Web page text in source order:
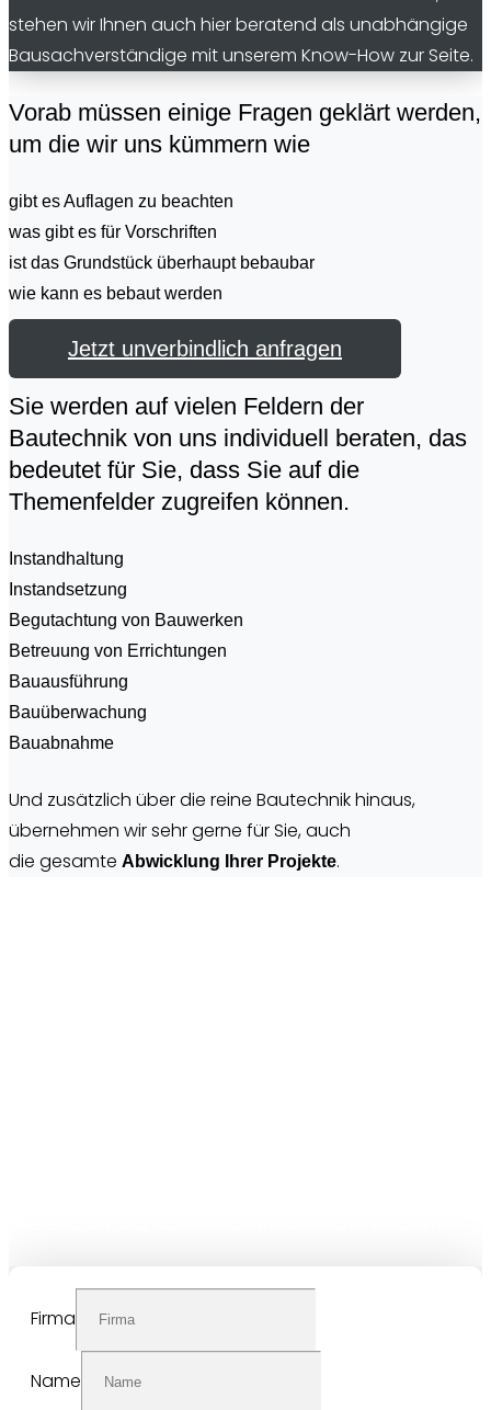
stehen wir Ihnen auch hier beratend als unabhängige
Bausachverständige mit unserem Know-How zur Seite.
Vorab müssen einige Fragen geklärt werden,
um die wir uns kümmern wie
gibt es Auflagen zu beachten
was gibt es für Vorschriften
ist das Grundstück überhaupt bebaubar
wie kann es bebaut werden
Jetzt unverbindlich anfragen
Sie werden auf vielen Feldern der
Bautechnik von uns individuell beraten, das
bedeutet für Sie, dass Sie auf die
Themenfelder zugreifen können.
Instandhaltung
Instandsetzung
Begutachtung von Bauwerken
Betreuung von Errichtungen
Bauausführung
Bauüberwachung
Bauabnahme
Und zusätzlich über die reine Bautechnik hinaus,
übernehmen wir sehr gerne für Sie, auch
die gesamte Abwicklung Ihrer Projekte.
Firma
Name